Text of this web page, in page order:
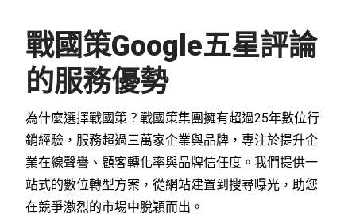
戰國策Google五星評論
的服務優勢
為什麼選擇戰國策？戰國策集團擁有超過25年數位行
銷經驗，服務超過三萬家企業與品牌，專注於提升企
業在線聲譽、顧客轉化率與品牌信任度。我們提供一
站式的數位轉型方案，從網站建置到搜尋曝光，助您
在競爭激烈的市場中脫穎而出。